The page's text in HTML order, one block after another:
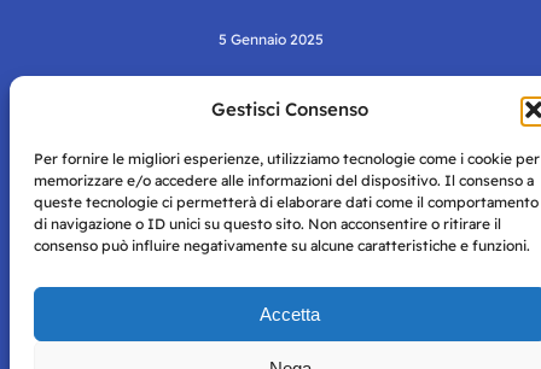
Gestisci Consenso
Per fornire le migliori esperienze, utilizziamo tecnologie come i cookie per
memorizzare e/o accedere alle informazioni del dispositivo. Il consenso a
queste tecnologie ci permetterà di elaborare dati come il comportamento
di navigazione o ID unici su questo sito. Non acconsentire o ritirare il
consenso può influire negativamente su alcune caratteristiche e funzioni.
Accetta
5 Gennaio 2025
Napoli con autorizzazione numero 38 del 25/9/2019.
Tutte le immagini e i contenuti su questo sito sono forniti